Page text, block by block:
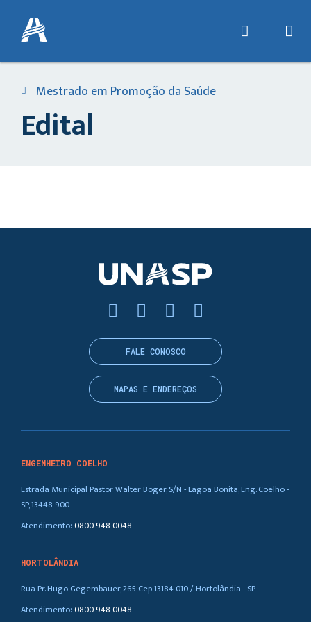
Mestrado em Promoção da Saúde
Edital
ENGENHEIRO COELHO
Estrada Municipal Pastor Walter Boger, S/N - Lagoa Bonita, Eng. Coelho -
SP, 13448-900
Atendimento:0800 948 0048
HORTOLÂNDIA
Rua Pr. Hugo Gegembauer, 265 Cep 13184-010 / Hortolândia - SP
Atendimento:0800 948 0048
FALE CONOSCO
MAPAS E ENDEREÇOS